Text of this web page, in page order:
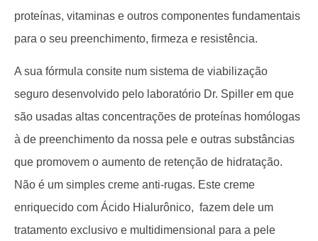
proteínas, vitaminas e outros componentes fundamentais
para o seu preenchimento, firmeza e resistência.
A sua fórmula consite num sistema de viabilização
seguro desenvolvido pelo laboratório Dr. Spiller em que
são usadas altas concentrações de proteínas homólogas
à de preenchimento da nossa pele e outras substâncias
que promovem o aumento de retenção de hidratação.
Não é um simples creme anti-rugas. Este creme
enriquecido com Ácido Hialurônico, fazem dele um
tratamento exclusivo e multidimensional para a pele